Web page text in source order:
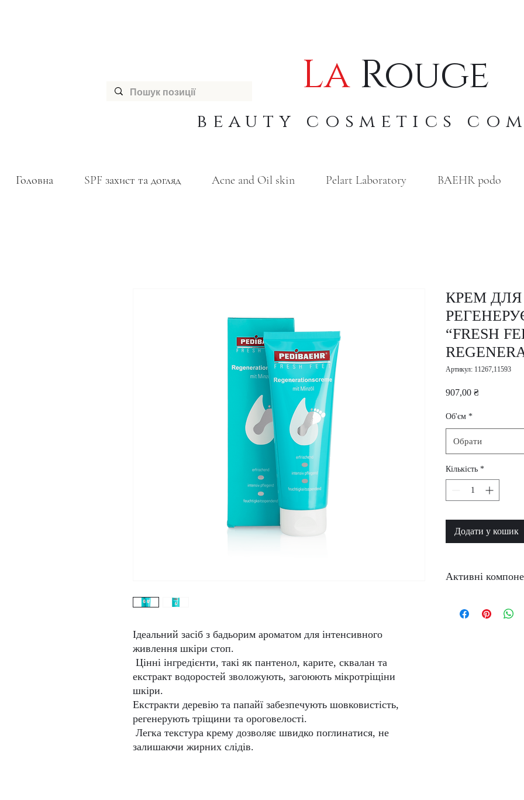
LaRouge
beauty cosmetics
Головна SPF захист та догляд Acne and Oil skin Pelart Laboratory BAEHR podo
Ідеальний засіб з бадьорим ароматом для інтенсивного
живлення шкіри стоп.
Цінні інгредієнти, такі як пантенол, карите, сквалан та
екстракт водоростей зволожують, загоюють мікротріщіни
шкіри.
Екстракти деревію та папайї забезпечують шовковистість,
регенерують тріщини та ороговелості.
Легка текстура крему дозволяє швидко поглинатися, не
залишаючи жирних слідів.
КРЕМ ДЛЯ
“FRESH
Артикул: 11267,11593
907,00 ₴Ціна
Об'єм *
Обрати
Кількість *
Додати у кошик
Активні
водоростей,